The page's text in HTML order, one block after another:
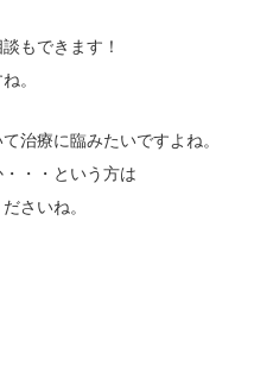
もできます！
。
治療に臨みたいですよね。
・・という方は
さいね。